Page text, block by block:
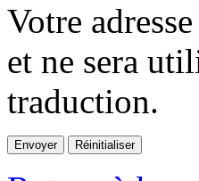
Votre
et ne sera
traduction.